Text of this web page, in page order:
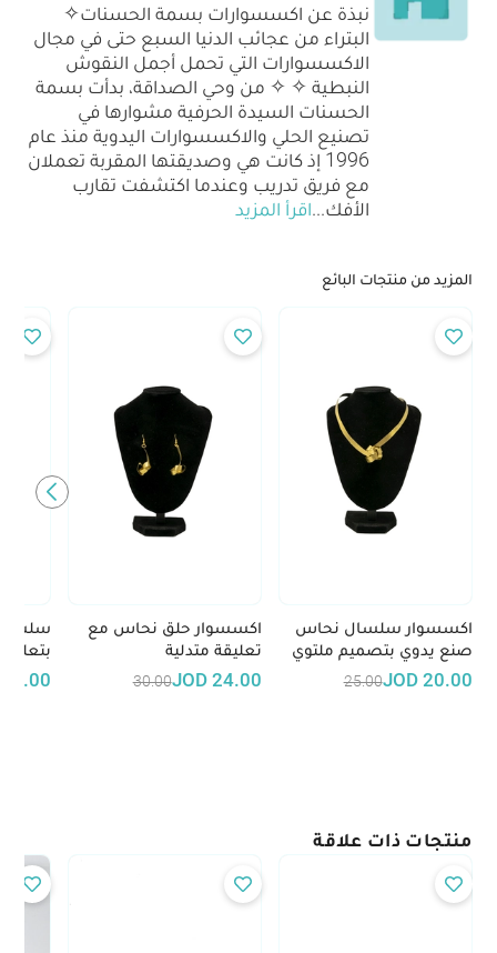
نبذة عن اكسسوارات بسمة الحسنات✧
البتراء من عجائب الدنيا السبع حتى في مجال
الاكسسوارات التي تحمل أجمل النقوش
النبطية ✧ ✧ من وحي الصداقة، بدأت بسمة
الحسنات السيدة الحرفية مشوارها في
تصنيع الحلي والاكسسوارات اليدوية منذ عام
1996 إذ كانت هي وصديقتها المقربة تعملان
مع فريق تدريب وعندما اكتشفت تقارب
الأفك...اقرأ المزيد
المزيد من منتجات البائع
اكسسوار سلسال نحاس
صنع يدوي بتصميم ملتوي
20.00
JOD
25.00
اكسسوار حلق نحاس مع
تعليقة متدلية
24.00
JOD
30.00
20.00
منتجات ذات علاقة